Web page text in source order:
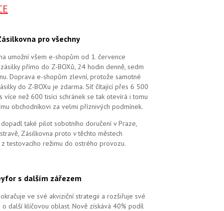
pro všechny
umožní všem e-shopům od 1. července
přímo do Z-BOXů, 24 hodin denně, sedm
Doprava e-shopům zlevní, protože samotné
do Z-BOXu je zdarma. Síť čítající přes 6 500
více než 600 tisíci schránek se tak otevírá i tomu
obchodníkovi za velmi příznivých podmínek.
dopadl také pilot sobotního doručení v Praze,
Zásilkovna proto v těchto městech
testovacího režimu do ostrého provozu.
s dalším zářezem
ve své akviziční strategii a rozšiřuje své
další klíčovou oblast. Nově získává 40% podíl